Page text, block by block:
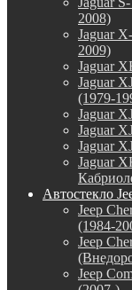
2008)
Jaguar
2009)
Jaguar
Jaguar
(1979-
Jaguar
Jaguar
Jaguar
Jaguar
Автостекло
Jeep
(1984-
Jeep
Jeep